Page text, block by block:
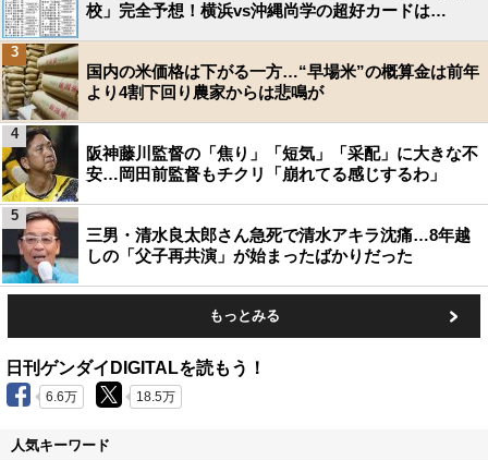
校」完全予想！横浜vs沖縄尚学の超好カードは…
国内の米価格は下がる一方…“早場米”の概算金は前年
より4割下回り農家からは悲鳴が
3
阪神藤川監督の「焦り」「短気」「采配」に大きな不
安…岡田前監督もチクリ「崩れてる感じするわ」
4
三男・清水良太郎さん急死で清水アキラ沈痛…8年越
しの「父子再共演」が始まったばかりだった
5
もっとみる
日刊ゲンダイDIGITALを読もう！
6.6万 18.5万
人気キーワード